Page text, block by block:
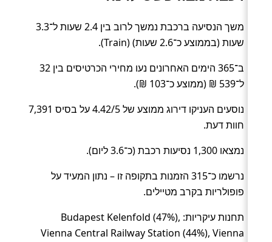
משך הנסיעה ברכבת נמשך לרוב בין 2.4 שעות ל־3.3
שעות (בממוצע כ־2.6 שעות) (Train).
ב־365 הימים האחרונים נעו מחירי הכרטיסים בין 32
ל־539 ₪ (ממוצע כ־103 ₪).
נוסעים העניקו דירוג ממוצע של 4.42/5 על בסיס 7,391
חוות דעת.
נמצאו 1,300 נסיעות רכבת (כ־3.6 ליום).
נרשמו כ־315 הזמנות בתקופה זו – נתון המעיד על
פופולריות בקרב מטיילים.
תחנות עיקריות: Budapest Kelenfold (47%),
Vienna Central Railway Station (44%), Vienna